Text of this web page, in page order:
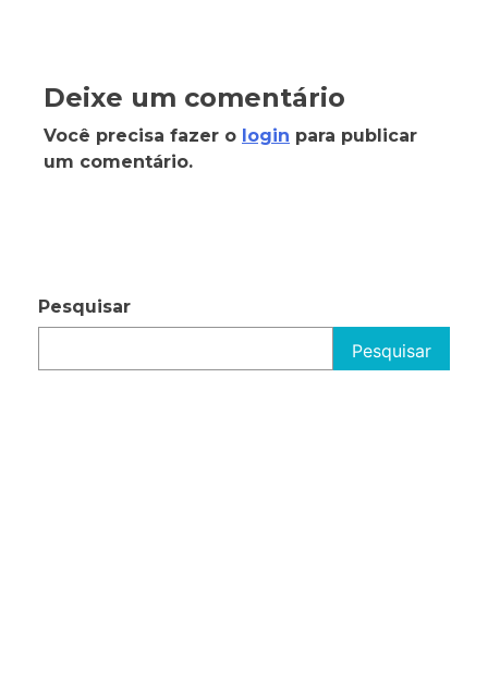
Deixe um comentário
Você precisa fazer o login para publicar
um comentário.
Pesquisar
Pesquisar